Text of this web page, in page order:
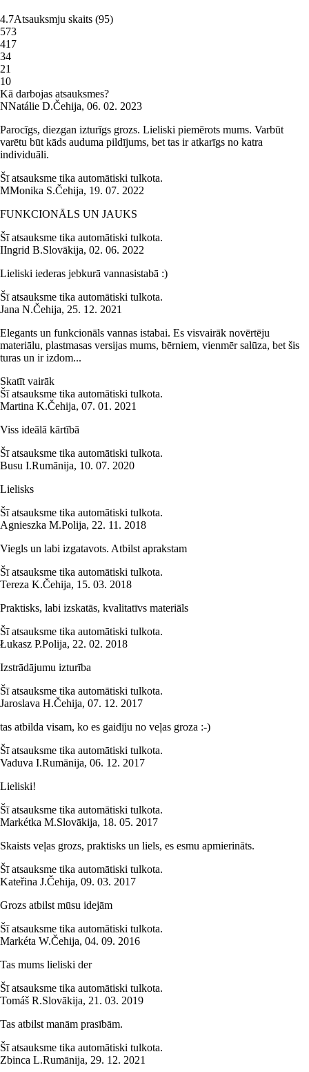
4.7Atsauksmju skaits (95)
573
417
34
21
10
Kā darbojas atsauksmes?
NNatálie D.Čehija, 06. 02. 2023
Parocīgs, diezgan izturīgs grozs. Lieliski piemērots mums. Varbūt
varētu būt kāds auduma pildījums, bet tas ir atkarīgs no katra
individuāli.
Šī atsauksme tika automātiski tulkota.
MMonika S.Čehija, 19. 07. 2022
FUNKCIONĀLS UN JAUKS
Šī atsauksme tika automātiski tulkota.
IIngrid B.Slovākija, 02. 06. 2022
Lieliski iederas jebkurā vannasistabā :)
Šī atsauksme tika automātiski tulkota.
Jana N.Čehija, 25. 12. 2021
Elegants un funkcionāls vannas istabai. Es visvairāk novērtēju
materiālu, plastmasas versijas mums, bērniem, vienmēr salūza, bet šis
turas un ir izdom...
Skatīt vairāk
Šī atsauksme tika automātiski tulkota.
Martina K.Čehija, 07. 01. 2021
Viss ideālā kārtībā
Šī atsauksme tika automātiski tulkota.
Busu I.Rumānija, 10. 07. 2020
Lielisks
Šī atsauksme tika automātiski tulkota.
Agnieszka M.Polija, 22. 11. 2018
Viegls un labi izgatavots. Atbilst aprakstam
Šī atsauksme tika automātiski tulkota.
Tereza K.Čehija, 15. 03. 2018
Praktisks, labi izskatās, kvalitatīvs materiāls
Šī atsauksme tika automātiski tulkota.
Łukasz P.Polija, 22. 02. 2018
Izstrādājumu izturība
Šī atsauksme tika automātiski tulkota.
Jaroslava H.Čehija, 07. 12. 2017
tas atbilda visam, ko es gaidīju no veļas groza :-)
Šī atsauksme tika automātiski tulkota.
Vaduva I.Rumānija, 06. 12. 2017
Lieliski!
Šī atsauksme tika automātiski tulkota.
Markétka M.Slovākija, 18. 05. 2017
Skaists veļas grozs, praktisks un liels, es esmu apmierināts.
Šī atsauksme tika automātiski tulkota.
Kateřina J.Čehija, 09. 03. 2017
Grozs atbilst mūsu idejām
Šī atsauksme tika automātiski tulkota.
Markéta W.Čehija, 04. 09. 2016
Tas mums lieliski der
Šī atsauksme tika automātiski tulkota.
Tomáš R.Slovākija, 21. 03. 2019
Tas atbilst manām prasībām.
Šī atsauksme tika automātiski tulkota.
Zbinca L.Rumānija, 29. 12. 2021